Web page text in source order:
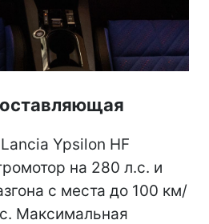
Ypsilon HF
на 280 л.с. и
с места до 100 км/
Максимальная